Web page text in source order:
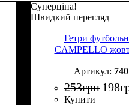
Суперціна!
Швидкий перегляд
Гетри
CAMPELLO
253грн 198
Купити